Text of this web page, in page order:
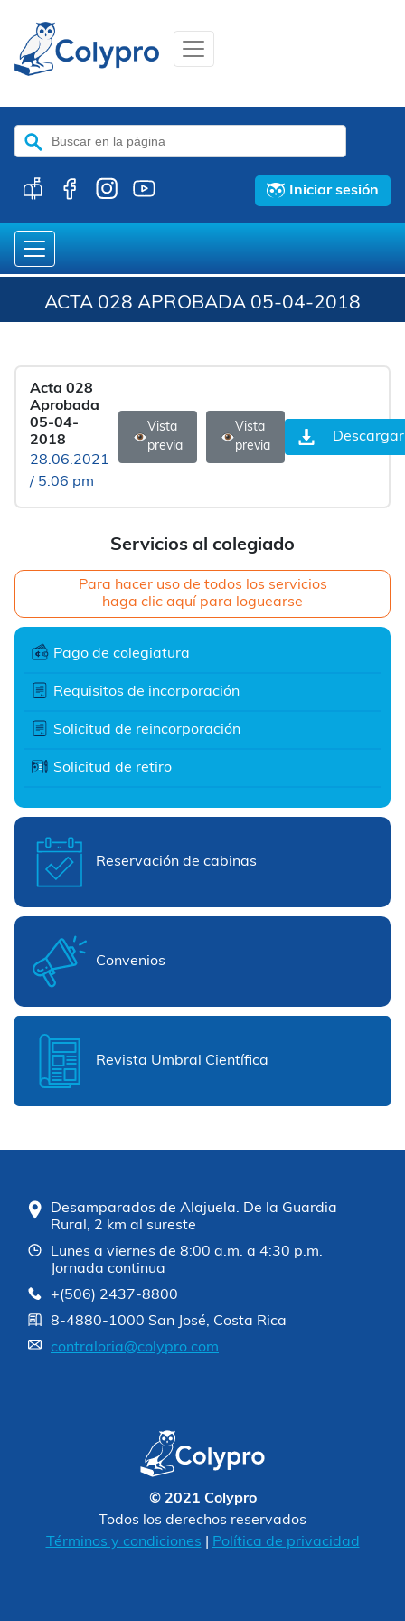
Buscar:
Iniciar sesión
ACTA 028 APROBADA 05-04-2018
Servicios al colegiado
Para hacer uso de todos los servicios
haga clic aquí para loguearse
Pago de colegiatura
Requisitos de incorporación
Solicitud de reincorporación
Solicitud de retiro
Reservación de cabinas
Convenios
Revista Umbral Científica
Acta 028
Aprobada
05-04-
2018
28.06.2021
/ 5:06 pm
Vista
previa
Vista
previa
Descargar
Desamparados de Alajuela. De la Guardia
Rural, 2 km al sureste
Lunes a viernes de 8:00 a.m. a 4:30 p.m.
Jornada continua
+(506) 2437-8800
8-4880-1000 San José, Costa Rica
contraloria@colypro.com
© 2021 Colypro
Todos los derechos reservados
Términos y condiciones
Política de privacidad